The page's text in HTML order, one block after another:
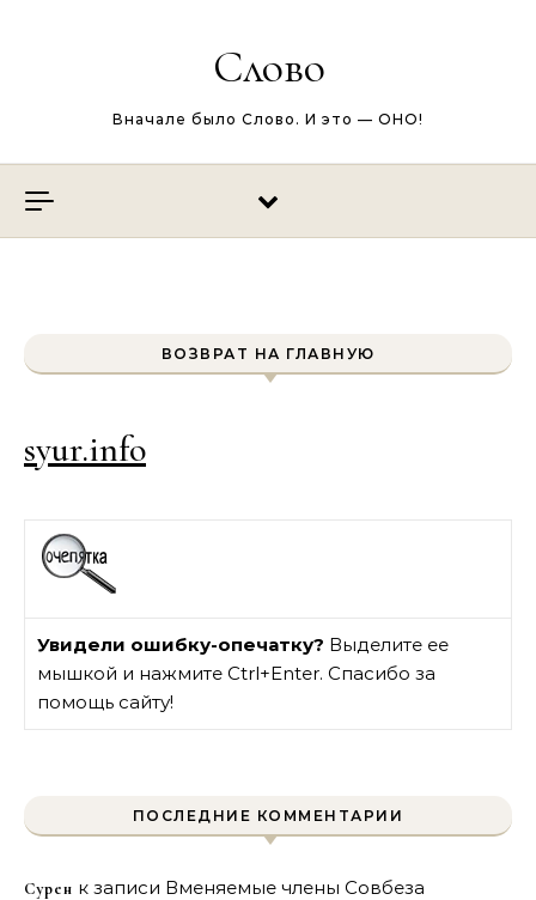
Слово
Вначале было Слово. И это — ОНО!
ВОЗВРАТ НА ГЛАВНУЮ
syur.info
Увидели ошибку-опечатку? Выделите ее
мышкой и нажмите Ctrl+Enter. Спасибо за
помощь сайту!
ПОСЛЕДНИЕ КОММЕНТАРИИ
Сурен к записи Вменяемые члены Совбеза